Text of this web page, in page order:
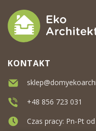
KONTAKT
+48 856 723 031
Czas pracy: Pn-Pt